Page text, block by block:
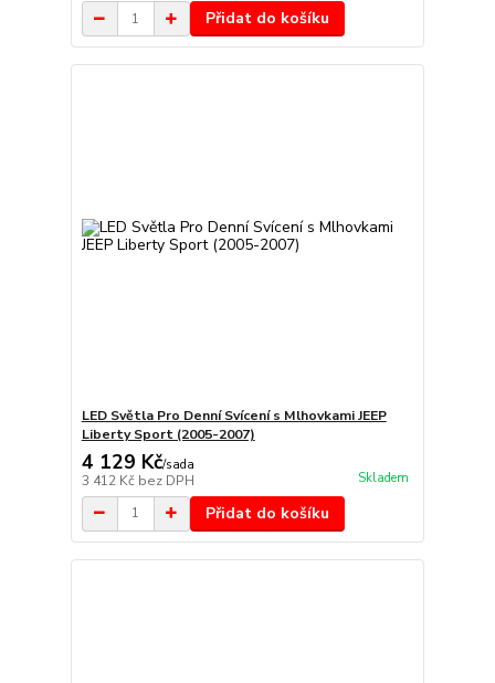
Přidat do košíku
LED Světla Pro Denní Svícení s Mlhovkami JEEP
Liberty Sport (2005-2007)
4 129 Kč/sada
3 412 Kč bez DPH Skladem
Přidat do košíku